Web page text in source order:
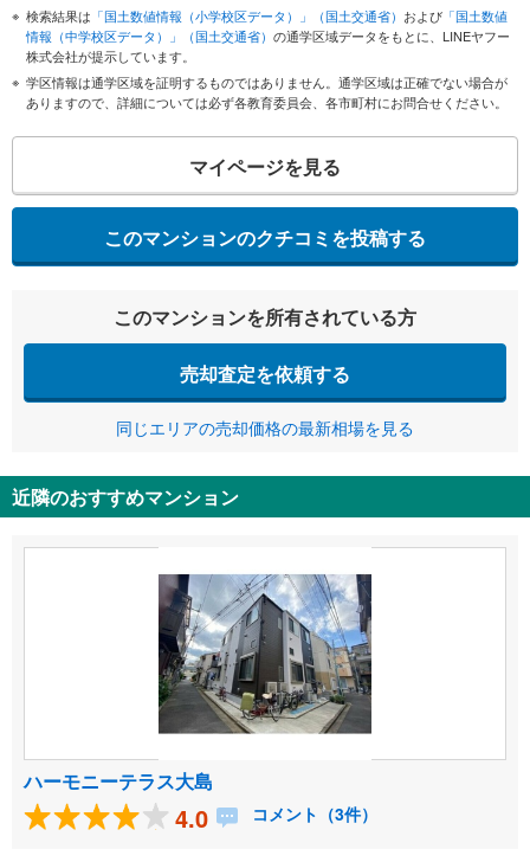
検索結果は 「国土数値情報（小学校区データ）」（国土交通省） および 「国土数値
情報（中学校区データ）」（国土交通省） の通学区域データをもとに、LINEヤフー
株式会社が提示しています。
学区情報は通学区域を証明するものではありません。通学区域は正確でない場合が
ありますので、詳細については必ず各教育委員会、各市町村にお問合せください。
マイページを見る
このマンションのクチコミを投稿する
このマンションを所有されている方
売却査定を依頼する
同じエリアの売却価格の最新相場を見る
近隣のおすすめマンション
ハーモニーテラス大島
4.0 コメント（3件）